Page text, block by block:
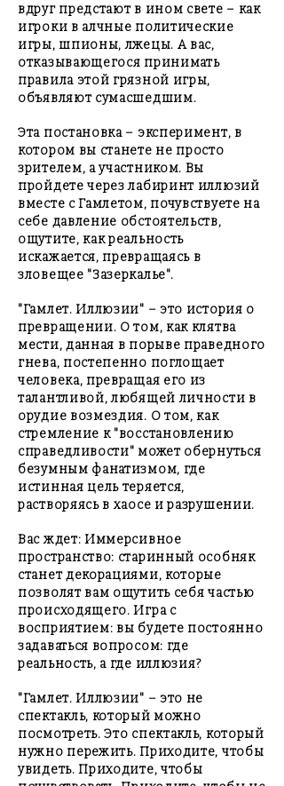
вдруг предстают в ином свете – как
игроки в алчные политические
игры, шпионы, лжецы. А вас,
отказывающегося принимать
правила этой грязной игры,
объявляют сумасшедшим.
Эта постановка – эксперимент, в
котором вы станете не просто
зрителем, а участником. Вы
пройдете через лабиринт иллюзий
вместе с Гамлетом, почувствуете на
себе давление обстоятельств,
ощутите, как реальность
искажается, превращаясь в
зловещее "Зазеркалье".
"Гамлет. Иллюзии" – это история о
превращении. О том, как клятва
мести, данная в порыве праведного
гнева, постепенно поглощает
человека, превращая его из
талантливой, любящей личности в
орудие возмездия. О том, как
стремление к "восстановлению
справедливости" может обернуться
безумным фанатизмом, где
истинная цель теряется,
растворяясь в хаосе и разрушении.
Вас ждет: Иммерсивное
пространство: старинный особняк
станет декорациями, которые
позволят вам ощутить себя частью
происходящего. Игра с
восприятием: вы будете постоянно
задаваться вопросом: где
реальность, а где иллюзия?
"Гамлет. Иллюзии" – это не
спектакль, который можно
посмотреть. Это спектакль, который
нужно пережить. Приходите, чтобы
увидеть. Приходите, чтобы